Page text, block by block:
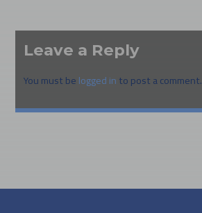
Leave a Reply
You must belogged into post a comment.